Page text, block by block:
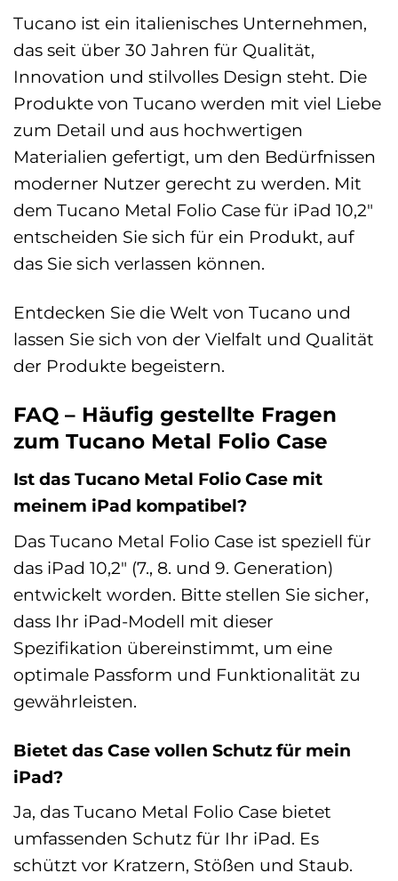
Tucano ist ein italienisches Unternehmen,
das seit über 30 Jahren für Qualität,
Innovation und stilvolles Design steht. Die
Produkte von Tucano werden mit viel Liebe
zum Detail und aus hochwertigen
Materialien gefertigt, um den Bedürfnissen
moderner Nutzer gerecht zu werden. Mit
dem Tucano Metal Folio Case für iPad 10,2″
entscheiden Sie sich für ein Produkt, auf
das Sie sich verlassen können.
Entdecken Sie die Welt von Tucano und
lassen Sie sich von der Vielfalt und Qualität
der Produkte begeistern.
FAQ – Häufig gestellte Fragen
zum Tucano Metal Folio Case
Ist das Tucano Metal Folio Case mit
meinem iPad kompatibel?
Das Tucano Metal Folio Case ist speziell für
das iPad 10,2″ (7., 8. und 9. Generation)
entwickelt worden. Bitte stellen Sie sicher,
dass Ihr iPad-Modell mit dieser
Spezifikation übereinstimmt, um eine
optimale Passform und Funktionalität zu
gewährleisten.
Bietet das Case vollen Schutz für mein
iPad?
Ja, das Tucano Metal Folio Case bietet
umfassenden Schutz für Ihr iPad. Es
schützt vor Kratzern, Stößen und Staub.